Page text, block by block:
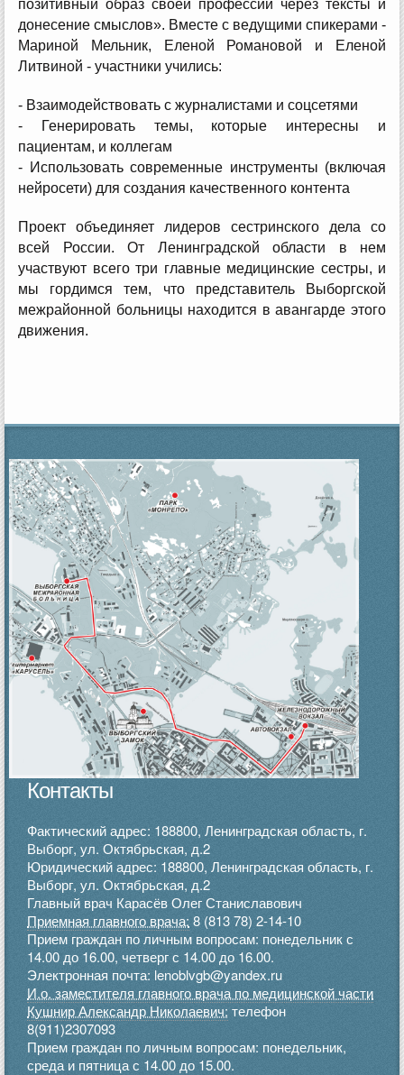
позитивный образ своей профессии через тексты и
донесение смыслов». Вместе с ведущими спикерами -
Мариной Мельник, Еленой Романовой и Еленой
Литвиной - участники учились:
- Взаимодействовать с журналистами и соцсетями
- Генерировать темы, которые интересны и
пациентам, и коллегам
- Использовать современные инструменты (включая
нейросети) для создания качественного контента
Проект объединяет лидеров сестринского дела со
всей России. От Ленинградской области в нем
участвуют всего три главные медицинские сестры, и
мы гордимся тем, что представитель Выборгской
межрайонной больницы находится в авангарде этого
движения.
Контакты
Фактический адрес: 188800, Ленинградская область, г.
Выборг, ул. Октябрьская, д.2
Юридический адрес: 188800, Ленинградская область, г.
Выборг, ул. Октябрьская, д.2
Главный врач Карасёв Олег Станиславович
Приемная главного врача: 8 (813 78) 2-14-10
Прием граждан по личным вопросам: понедельник с
14.00 до 16.00, четверг с 14.00 до 16.00.
Электронная почта: lenoblvgb@yandex.ru
И.о. заместителя главного врача по медицинской части
Кушнир Александр Николаевич: телефон
8(911)2307093
Прием граждан по личным вопросам: понедельник,
среда и пятница с 14.00 до 15.00.